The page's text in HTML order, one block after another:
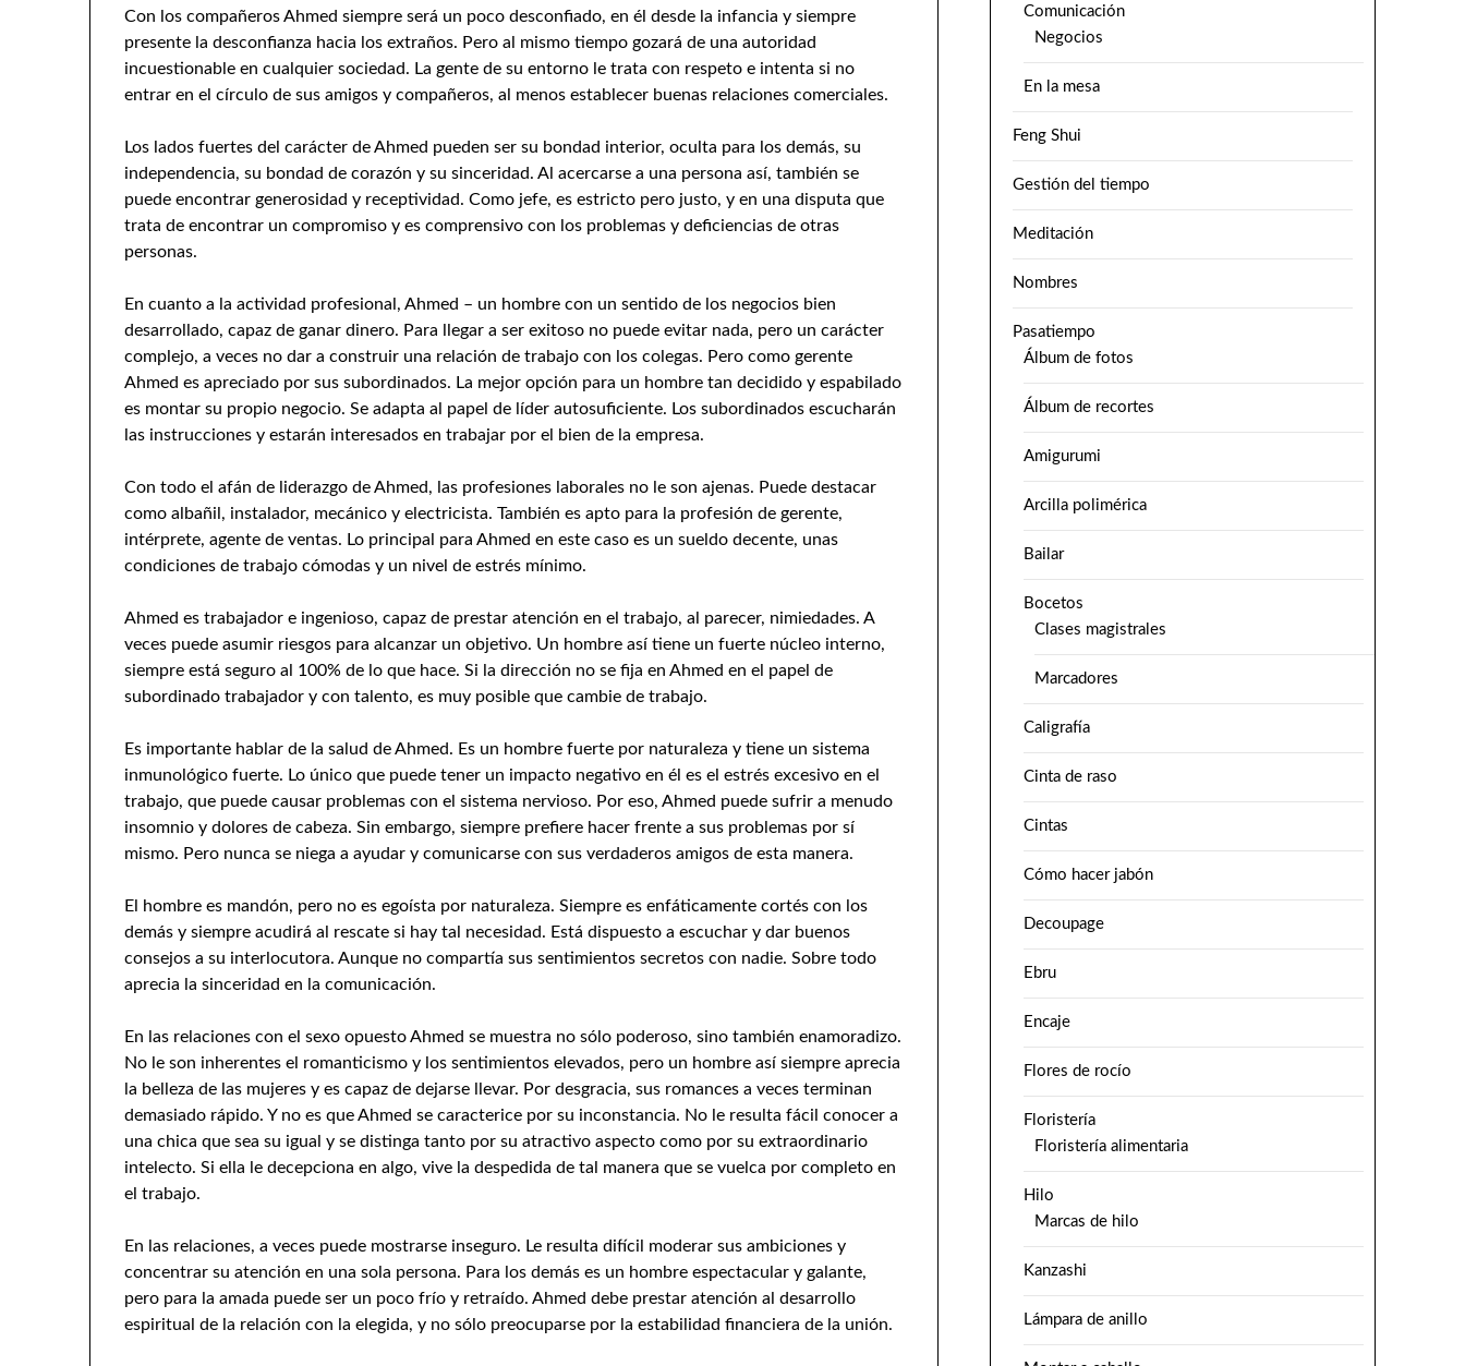
Con los compañeros Ahmed siempre será un poco desconfiado, en él desde la infancia y siempre
presente la desconfianza hacia los extraños. Pero al mismo tiempo gozará de una autoridad
incuestionable en cualquier sociedad. La gente de su entorno le trata con respeto e intenta si no
entrar en el círculo de sus amigos y compañeros, al menos establecer buenas relaciones comerciales.
Los lados fuertes del carácter de Ahmed pueden ser su bondad interior, oculta para los demás, su
independencia, su bondad de corazón y su sinceridad. Al acercarse a una persona así, también se
puede encontrar generosidad y receptividad. Como jefe, es estricto pero justo, y en una disputa que
trata de encontrar un compromiso y es comprensivo con los problemas y deficiencias de otras
personas.
En cuanto a la actividad profesional, Ahmed – un hombre con un sentido de los negocios bien
desarrollado, capaz de ganar dinero. Para llegar a ser exitoso no puede evitar nada, pero un carácter
complejo, a veces no dar a construir una relación de trabajo con los colegas. Pero como gerente
Ahmed es apreciado por sus subordinados. La mejor opción para un hombre tan decidido y espabilado
es montar su propio negocio. Se adapta al papel de líder autosuficiente. Los subordinados escucharán
las instrucciones y estarán interesados en trabajar por el bien de la empresa.
Con todo el afán de liderazgo de Ahmed, las profesiones laborales no le son ajenas. Puede destacar
como albañil, instalador, mecánico y electricista. También es apto para la profesión de gerente,
intérprete, agente de ventas. Lo principal para Ahmed en este caso es un sueldo decente, unas
condiciones de trabajo cómodas y un nivel de estrés mínimo.
Ahmed es trabajador e ingenioso, capaz de prestar atención en el trabajo, al parecer, nimiedades. A
veces puede asumir riesgos para alcanzar un objetivo. Un hombre así tiene un fuerte núcleo interno,
siempre está seguro al 100% de lo que hace. Si la dirección no se fija en Ahmed en el papel de
subordinado trabajador y con talento, es muy posible que cambie de trabajo.
Es importante hablar de la salud de Ahmed. Es un hombre fuerte por naturaleza y tiene un sistema
inmunológico fuerte. Lo único que puede tener un impacto negativo en él es el estrés excesivo en el
trabajo, que puede causar problemas con el sistema nervioso. Por eso, Ahmed puede sufrir a menudo
insomnio y dolores de cabeza. Sin embargo, siempre prefiere hacer frente a sus problemas por sí
mismo. Pero nunca se niega a ayudar y comunicarse con sus verdaderos amigos de esta manera.
El hombre es mandón, pero no es egoísta por naturaleza. Siempre es enfáticamente cortés con los
demás y siempre acudirá al rescate si hay tal necesidad. Está dispuesto a escuchar y dar buenos
consejos a su interlocutora. Aunque no compartía sus sentimientos secretos con nadie. Sobre todo
aprecia la sinceridad en la comunicación.
En las relaciones con el sexo opuesto Ahmed se muestra no sólo poderoso, sino también enamoradizo.
No le son inherentes el romanticismo y los sentimientos elevados, pero un hombre así siempre aprecia
la belleza de las mujeres y es capaz de dejarse llevar. Por desgracia, sus romances a veces terminan
demasiado rápido. Y no es que Ahmed se caracterice por su inconstancia. No le resulta fácil conocer a
una chica que sea su igual y se distinga tanto por su atractivo aspecto como por su extraordinario
intelecto. Si ella le decepciona en algo, vive la despedida de tal manera que se vuelca por completo en
el trabajo.
En las relaciones, a veces puede mostrarse inseguro. Le resulta difícil moderar sus ambiciones y
concentrar su atención en una sola persona. Para los demás es un hombre espectacular y galante,
pero para la amada puede ser un poco frío y retraído. Ahmed debe prestar atención al desarrollo
espiritual de la relación con la elegida, y no sólo preocuparse por la estabilidad financiera de la unión.
Comunicación
Negocios
En la mesa
Feng Shui
Gestión del tiempo
Meditación
Nombres
Pasatiempo
Álbum de fotos
Álbum de recortes
Amigurumi
Arcilla polimérica
Bailar
Bocetos
Clases magistrales
Marcadores
Caligrafía
Cinta de raso
Cintas
Cómo hacer jabón
Decoupage
Ebru
Encaje
Flores de rocío
Floristería
Floristería alimentaria
Hilo
Marcas de hilo
Kanzashi
Lámpara de anillo